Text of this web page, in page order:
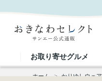
お取り寄せグルメ
ホーム > かりゆしウェア